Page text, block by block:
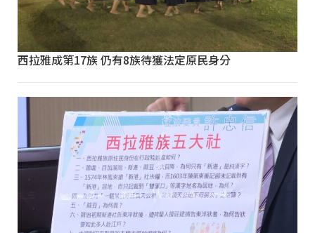
西拉雅成第17族 仍有8族待獲法定原民身分